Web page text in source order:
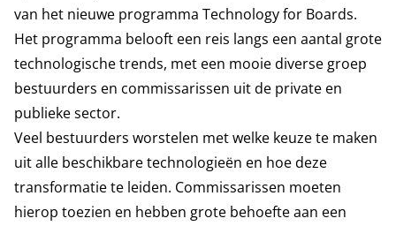
van het nieuwe programma Technology for Boards.
Het programma belooft een reis langs een aantal grote
technologische trends, met een mooie diverse groep
bestuurders en commissarissen uit de private en
publieke sector.
Veel bestuurders worstelen met welke keuze te maken
uit alle beschikbare technologieën en hoe deze
transformatie te leiden. Commissarissen moeten
hierop toezien en hebben grote behoefte aan een